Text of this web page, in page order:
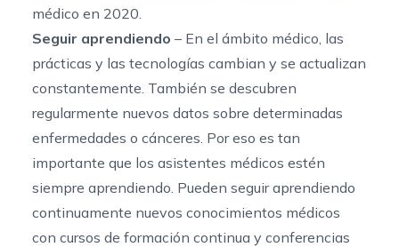
médico en 2020.
Seguir aprendiendo – En el ámbito médico, las
prácticas y las tecnologías cambian y se actualizan
constantemente. También se descubren
regularmente nuevos datos sobre determinadas
enfermedades o cánceres. Por eso es tan
importante que los asistentes médicos estén
siempre aprendiendo. Pueden seguir aprendiendo
continuamente nuevos conocimientos médicos
con cursos de formación continua y conferencias